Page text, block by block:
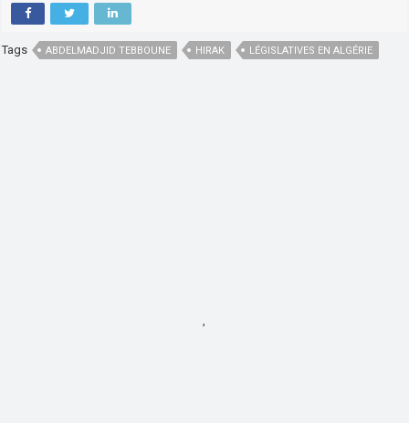
Tags ABDELMADJID TEBBOUNE HIRAK LÉGISLATIVES EN ALGÉRIE
,